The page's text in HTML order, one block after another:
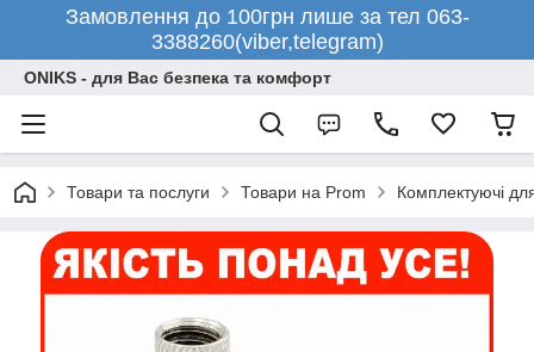
Замовлення до 100грн лише за тел 063-
3388260(viber,telegram)
ONIKS - для Вас безпека та комфорт
Товари та послуги Товари на Prom Комплектуючі